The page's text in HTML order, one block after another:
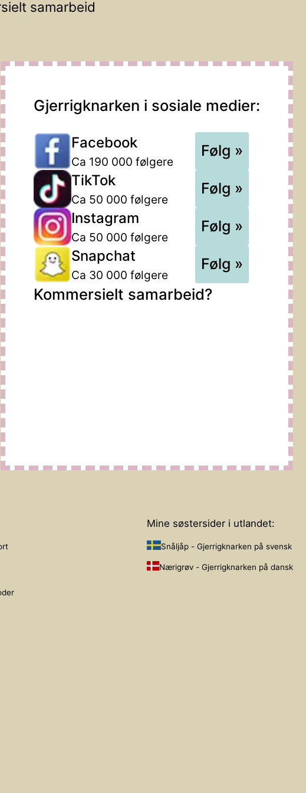
samarbeid
Gjerrigknarken i sosiale medier:
Facebook
Ca 190 000 følgere
Følg »
TikTok
Ca 50 000 følgere
Følg »
Instagram
Ca 50 000 følgere
Følg »
Snapchat
Ca 30 000 følgere
Følg »
Kommersielt samarbeid?
Mine søstersider i utlandet:
Snåljåp - Gjerrigknarken på svensk
Nærigrøv - Gjerrigknarken på dansk